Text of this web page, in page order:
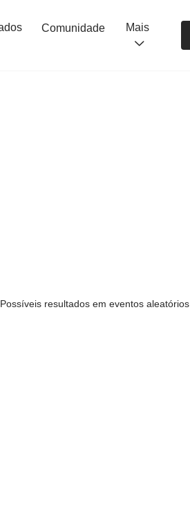
Cursos certificados Comunidade Mais
resultados em eventos aleatórios